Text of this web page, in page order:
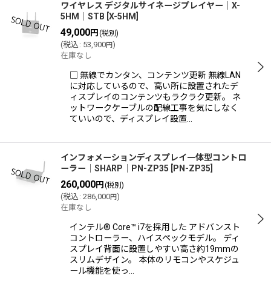
ワイヤレス デジタルサイネージプレイヤー│X-
5HM│STB X-5HM
49,000円 (税別)
(税込 : 53,900円)
在庫なし
□ 無線でカンタン、コンテンツ更新 無線LAN
に対応しているので、高い所に設置されたデ
ィスプレイのコンテンツもラクラク更新。 ネ
ットワークケーブルの配線工事を気にしなく
ていいので、ディスプレイ設置…
インフォメーションディスプレイ一体型コントロ
ーラー│SHARP│PN-ZP35
PN-ZP35
260,000円 (税別)
(税込 : 286,000円)
在庫なし
インテル® Core™ i7を採用した アドバンスト
コントローラー、ハイスペックモデル。 ディ
スプレイ背面に設置しやすい高さ約19mmの
スリムデザイン。 本体のリモコンやスケジュ
ール機能を使っ…